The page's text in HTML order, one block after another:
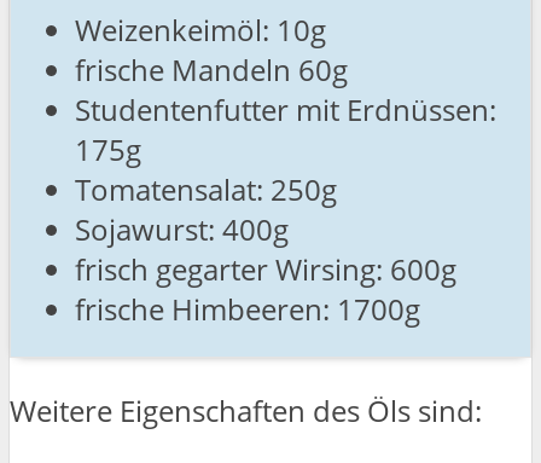
Weizenkeimöl: 10g
frische Mandeln 60g
Studentenfutter mit Erdnüssen:
175g
Tomatensalat: 250g
Sojawurst: 400g
frisch gegarter Wirsing: 600g
frische Himbeeren: 1700g
Weitere Eigenschaften des Öls sind: